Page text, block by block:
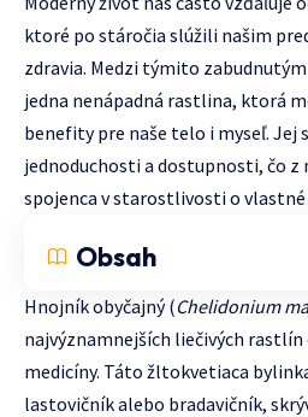
ktoré po stáročia slúžili našim
zdravia. Medzi týmito
jedna nenápadná rastlina, ktorá
benefity pre naše telo i myseľ. Jej
jednoduchosti a dostupnosti, čo z
spojenca v starostlivosti o vlastné
Obsah
Hnojník obyčajný (Chelidonium
najvýznamnejších liečivých
medicíny. Táto žltokvetiaca
lastovičník alebo bradavičník,